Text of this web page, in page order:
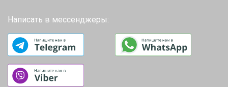
Написать в мессенджеры: